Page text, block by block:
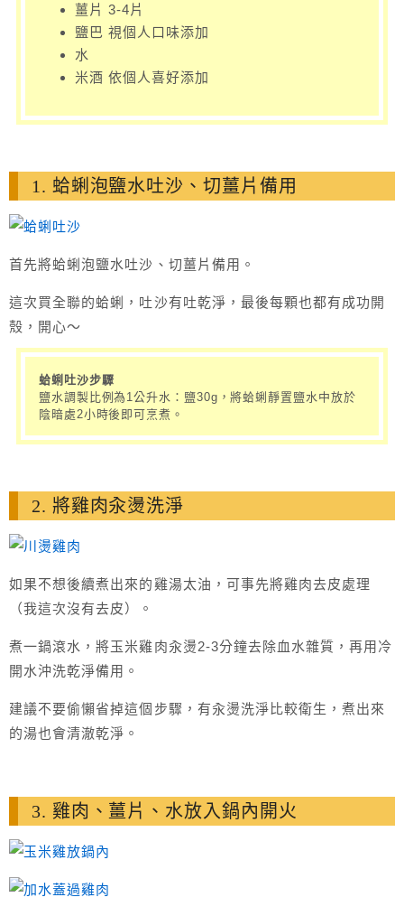
薑片 3-4片
鹽巴 視個人口味添加
水
米酒 依個人喜好添加
1. 蛤蜊泡鹽水吐沙、切薑片備用
首先將蛤蜊泡鹽水吐沙、切薑片備用。
這次買全聯的蛤蜊，吐沙有吐乾淨，最後每顆也都有成功開
殼，開心～
蛤蜊吐沙步驟
鹽水調製比例為1公升水：鹽30g，將蛤蜊靜置鹽水中放於
陰暗處2小時後即可烹煮。
2. 將雞肉汆燙洗淨
如果不想後續煮出來的雞湯太油，可事先將雞肉去皮處理
（我這次沒有去皮）。
煮一鍋滾水，將玉米雞肉汆燙2-3分鐘去除血水雜質，再用冷
開水沖洗乾淨備用。
建議不要偷懶省掉這個步驟，有汆燙洗淨比較衛生，煮出來
的湯也會清澈乾淨。
3. 雞肉、薑片、水放入鍋內開火